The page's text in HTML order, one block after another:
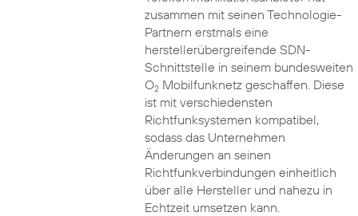
zusammen mit seinen Technologie-
Partnern erstmals eine
herstellerübergreifende SDN-
Schnittstelle in seinem bundesweiten
O2Mobilfunknetz geschaffen. Diese
ist mit verschiedensten
Richtfunksystemen kompatibel,
sodass das Unternehmen
Änderungen an seinen
Richtfunkverbindungen einheitlich
über alle Hersteller und nahezu in
Echtzeit umsetzen kann.